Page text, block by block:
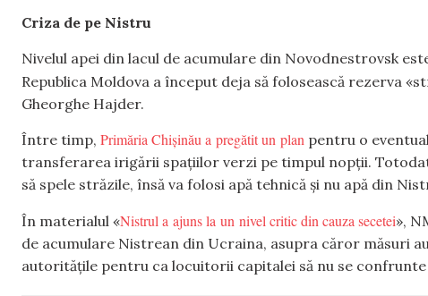
Criza de pe Nistru
Nivelul apei din lacul de acumulare din Novodnestrovsk
Republica Moldova a început deja să folosească rezerva
Gheorghe Hajder.
Între timp, Primăria Chișinău a pregătit un plan pentru o
transferarea irigării spațiilor verzi pe timpul nopții.
să spele străzile, însă va folosi apă tehnică și nu apă din
În materialul «Nistrul a ajuns la un nivel critic din cauza secetei»,
de acumulare Nistrean din Ucraina, asupra căror măsuri
autoritățile pentru ca locuitorii capitalei să nu se confrunte